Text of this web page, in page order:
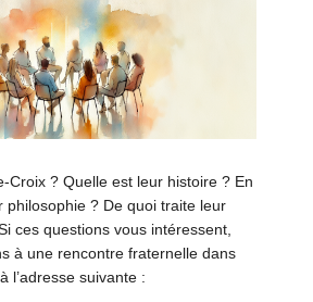
Croix ? Quelle est leur histoire ? En
philosophie ? De quoi traite leur
ces questions vous intéressent,
à une rencontre fraternelle dans
l’adresse suivante :